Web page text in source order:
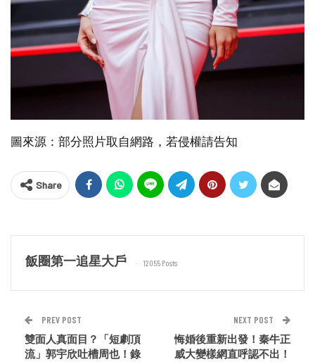
圖來源：部分照片取自網路，若侵權請告知
Share
飯圈第一追星大戶 12055 Posts
PREV POST
雙面人真面目？「短劇頂
流」郭宇欣吐槽周也！錄
NEXT POST
悔婚後重新出發！秦牛正
威大變樣網直呼認不出！